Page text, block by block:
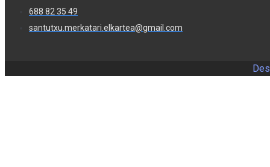
688 82 35 49
santutxu.merkatari.elkartea@gmail.com